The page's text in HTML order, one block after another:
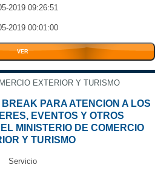
2019 09:26:51
2019 00:01:00
VER
EXTERIOR Y TURISMO
PARA ATENCION A LOS
EVENTOS Y OTROS
MINISTERIO DE COMERCIO
Y TURISMO
Servicio